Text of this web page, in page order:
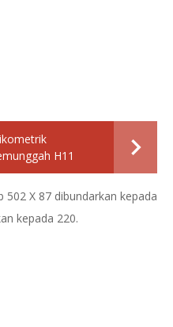
H11
502 X 87 dibundarkan kepada
kepada 220.